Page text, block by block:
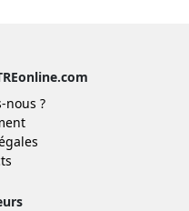
nous ?